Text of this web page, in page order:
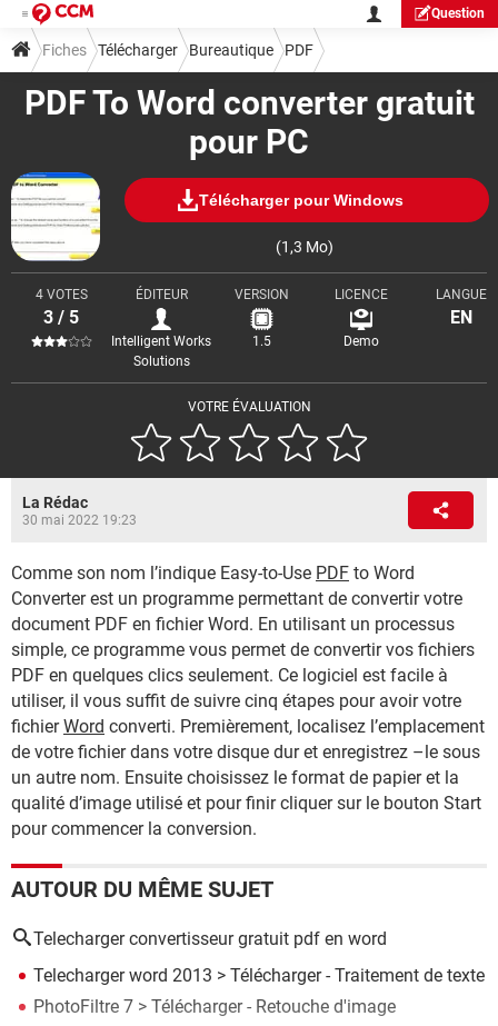
Question
PDF To Word converter gratuit
pour PC
Télécharger pour Windows
(1,3 Mo)
VOTRE ÉVALUATION
4 VOTES
3 / 5
ÉDITEUR
Intelligent Works
Solutions
VERSION
1.5
LICENCE
Demo
LANGUE
EN
Fiches Télécharger Bureautique PDF
La Rédac
30 mai 2022 19:23
Comme son nom l’indique Easy-to-Use PDF to Word
Converter est un programme permettant de convertir votre
document PDF en fichier Word. En utilisant un processus
simple, ce programme vous permet de convertir vos fichiers
PDF en quelques clics seulement. Ce logiciel est facile à
utiliser, il vous suffit de suivre cinq étapes pour avoir votre
fichierWord converti. Premièrement, localisez l’emplacement
de votre fichier dans votre disque dur et enregistrez –le sous
un autre nom. Ensuite choisissez le format de papier et la
qualité d’image utilisé et pour finir cliquer sur le bouton Start
pour commencer la conversion.
AUTOUR DU MÊME SUJET
Telecharger convertisseur gratuit pdf en word
Telecharger word 2013 > Télécharger - Traitement de texte
PhotoFiltre 7 > Télécharger - Retouche d'image